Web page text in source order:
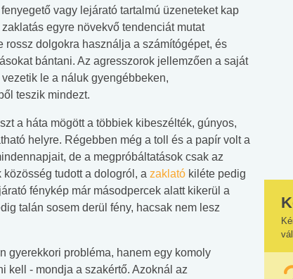
vagy lejárató tartalmú üzeneteket kap
egyre növekvő tendenciát mutat
dolgokra használja a számítógépet, és
bántani. Az agresszorok jellemzően a saját
le a náluk gyengébbeken,
teszik mindezt.
a háta mögött a többiek kibeszélték, gúnyos,
helyre. Régebben még a toll és a papír volt a
de a megpróbáltatások csak az
tudott a dologról, a zaklató kiléte pedig
fénykép már másodpercek alatt kikerül a
talán sosem derül fény, hacsak nem lesz
gyerekkori probléma, hanem egy komoly
kell - mondja a szakértő. Azoknál az